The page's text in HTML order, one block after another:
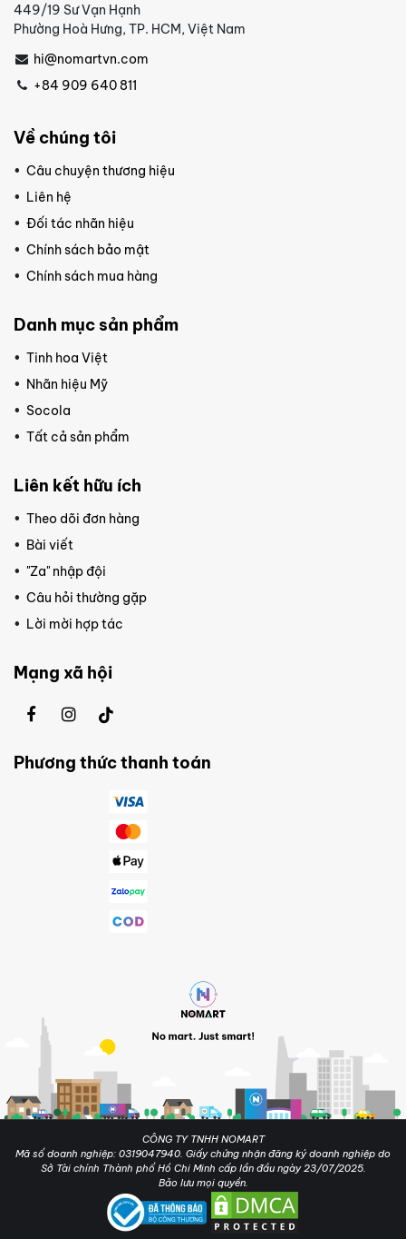
449/19 Sư Vạn Hạnh
Phường Hoà Hưng, TP. HCM, Việt Nam
hi@nomartvn.com
+84 909 640 811
Về chúng tôi
Câu chuyện thương hiệu
Liên hệ
Đối tác nhãn hiệu
Chính sách bảo mật
Chính sách mua hàng
Danh mục sản phẩm
Tinh hoa Việt
Nhãn hiệu Mỹ
Socola
Tất cả sản phẩm
Liên kết hữu ích
Theo dõi đơn hàng
Bài viết
"Za" nhập đội
Câu hỏi thường gặp
Lời mời hợp tác
Mạng xã hội
Phương thức thanh toán
CÔNG TY TNHH NOMART
Mã số doanh nghiệp: 0319047940. Giấy chứng nhận đăng ký doanh nghiệp do
Sở Tài chính Thành phố Hồ Chi Minh cấp lần đầu ngày 23/07/2025.
Bảo lưu mọi quyền.